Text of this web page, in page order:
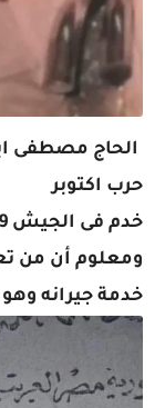
الحاج مصطفى
حرب اكتوبر
خدم فى الجيش 9 سنوات وأسر أحد جنود العدو
ومعلوم أن من
خدمة جيرانه